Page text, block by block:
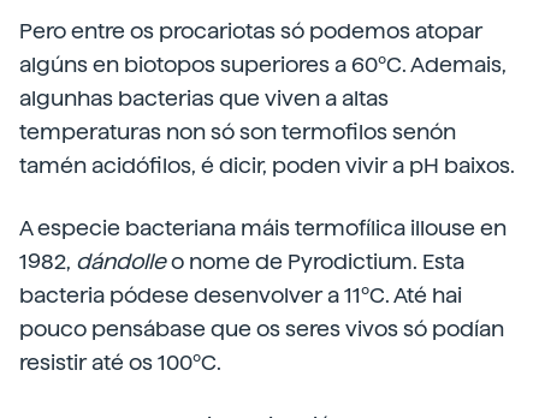
Pero entre os procariotas só podemos atopar
algúns en biotopos superiores a 60ºC. Ademais,
algunhas bacterias que viven a altas
temperaturas non só son termofilos senón
tamén acidófilos, é dicir, poden vivir a pH baixos.
A especie bacteriana máis termofílica illouse en
1982, dándolleo nome de Pyrodictium. Esta
bacteria pódese desenvolver a 11ºC. Até hai
pouco pensábase que os seres vivos só podían
resistir até os 100ºC.